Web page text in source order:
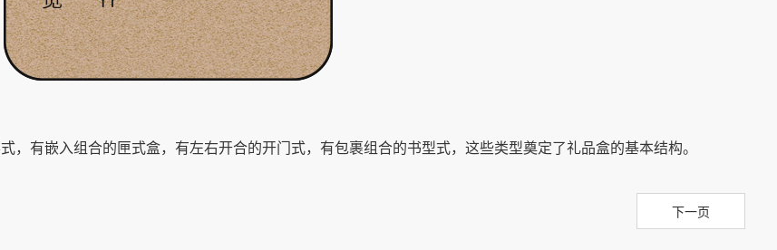
，有嵌⼊组合的匣式盒，有左右开合的开门式，有包裹组合的书型式，这些类型奠定了礼品盒的基本结构。
下一页